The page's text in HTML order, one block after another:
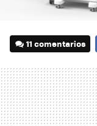
11 comentarios